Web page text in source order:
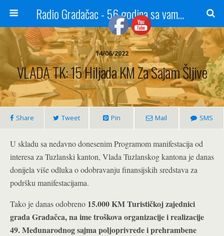
Radio Gradačac - 56 godina sa vama...
14/06/2022
VLADA TK: 15 Hiljada KM Za Sajam Šljive
Share Tweet Pin Mail SMS
U skladu sa nedavno donesenim Programom manifestacija od
interesa za Tuzlanski kanton, Vlada Tuzlanskog kantona je danas
donijela više odluka o odobravanju finansijskih sredstava za
podršku manifestacijama.
Tako je danas odobreno 15.000 KM Turističkoj zajednici
grada Gradačca, na ime troškova organizacije i realizacije
49. Međunarodnog sajma poljoprivrede i prehrambene